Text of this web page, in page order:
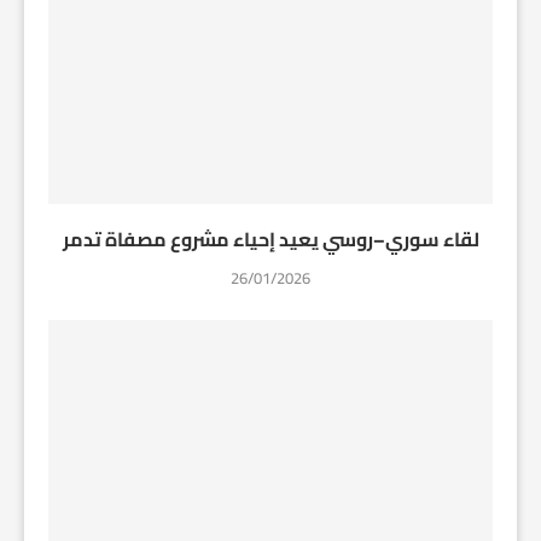
لقاء سوري–روسي يعيد إحياء مشروع مصفاة تدمر
26/01/2026